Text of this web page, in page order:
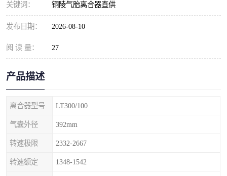
关键词： 铜陵气胎离合器直供
发布日期： 2026-08-10
阅 读 量： 27
产品描述
离合器型号 LT300/100
气囊外径 392mm
转速极限 2332-2667
转速额定 1348-1542